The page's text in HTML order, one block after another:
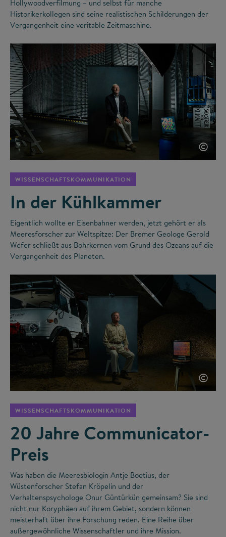
Hollywoodverfilmung – und selbst für manche
Historikerkollegen sind seine realistischen Schilderungen der
Vergangenheit eine veritable Zeitmaschine.
©
WISSENSCHAFTSKOMMUNIKATION
In der Kühlkammer
Eigentlich wollte er Eisenbahner werden, jetzt gehört er als
Meeresforscher zur Weltspitze: Der Bremer Geologe Gerold
Wefer schließt aus Bohrkernen vom Grund des Ozeans auf die
Vergangenheit des Planeten.
©
WISSENSCHAFTSKOMMUNIKATION
20 Jahre Communicator-
Preis
Was haben die Meeresbiologin Antje Boetius, der
Wüstenforscher Stefan Kröpelin und der
Verhaltenspsychologe Onur Güntürkün gemeinsam? Sie sind
nicht nur Koryphäen auf ihrem Gebiet, sondern können
meisterhaft über ihre Forschung reden. Eine Reihe über
außergewöhnliche Wissenschaftler und ihre Mission.